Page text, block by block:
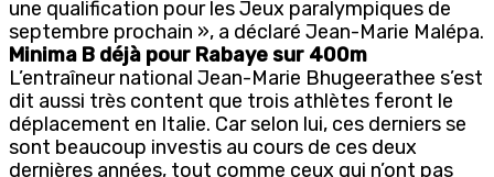
une qualification pour les Jeux paralympiques de
septembre prochain », a déclaré Jean-Marie Malépa.
Minima B déjà pour Rabaye sur 400m
L’entraîneur national Jean-Marie Bhugeerathee s’est
dit aussi très content que trois athlètes feront le
déplacement en Italie. Car selon lui, ces derniers se
sont beaucoup investis au cours de ces deux
dernières années, tout comme ceux qui n’ont pas